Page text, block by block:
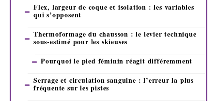
Flex, largeur de coque et isolation : les variables
qui s’opposent
Thermoformage du chausson : le levier technique
sous-estimé pour les skieuses
Pourquoi le pied féminin réagit différemment
Serrage et circulation sanguine : l’erreur la plus
fréquente sur les pistes